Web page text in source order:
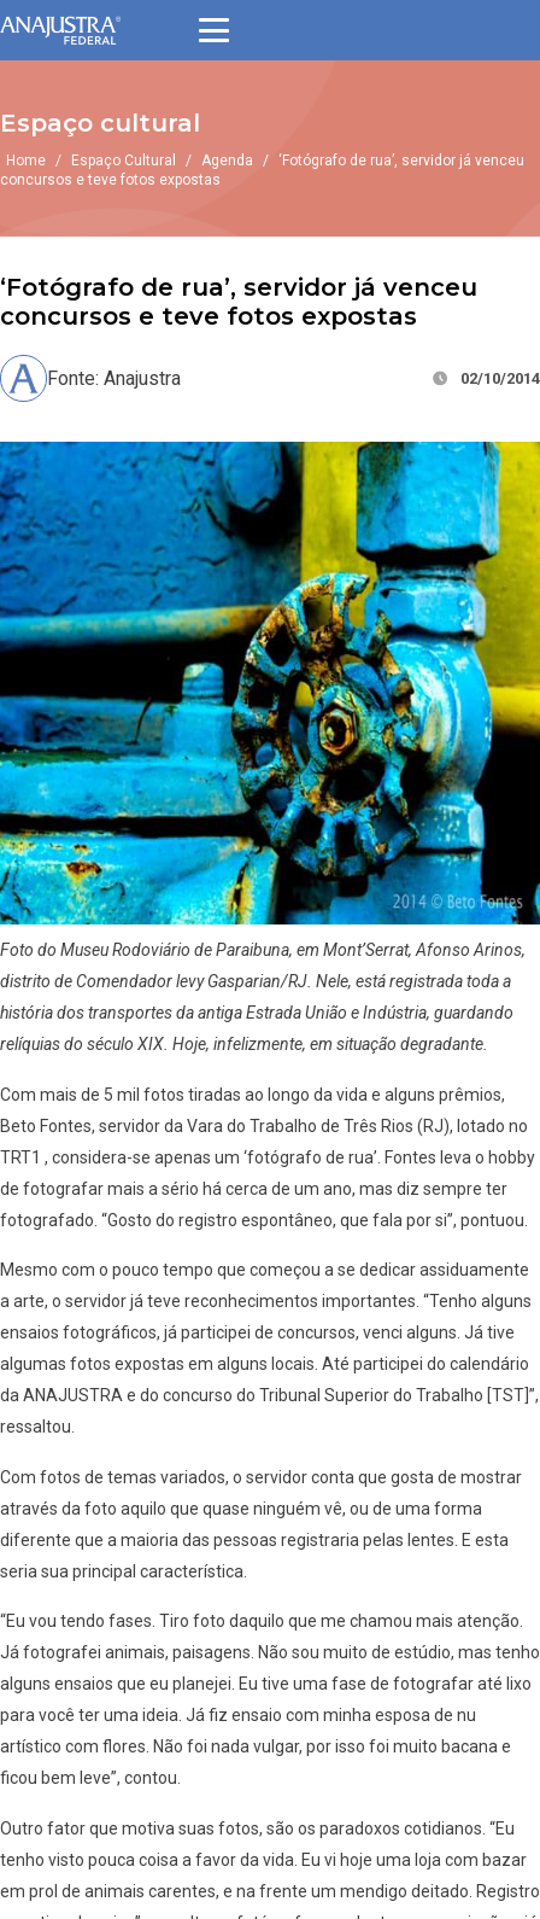
Espaço cultural
Home / Espaço Cultural / Agenda /
‘Fotógrafo de rua’, servidor já venceu
concursos e teve fotos expostas
‘Fotógrafo de rua’, servidor já venceu
concursos e teve fotos expostas
Fonte: Anajustra 02/10/2014
Foto do Museu Rodoviário de Paraibuna, em Mont’Serrat, Afonso Arinos,
distrito de Comendador levy Gasparian/RJ. Nele, está registrada toda a
história dos transportes da antiga Estrada União e Indústria, guardando
relíquias do século XIX. Hoje, infelizmente, em situação degradante.
Com mais de 5 mil fotos tiradas ao longo da vida e alguns prêmios,
Beto Fontes, servidor da Vara do Trabalho de Três Rios (RJ), lotado no
TRT1 , considera-se apenas um ‘fotógrafo de rua’. Fontes leva o hobby
de fotografar mais a sério há cerca de um ano, mas diz sempre ter
fotografado. “Gosto do registro espontâneo, que fala por si”, pontuou.
Mesmo com o pouco tempo que começou a se dedicar assiduamente
a arte, o servidor já teve reconhecimentos importantes. “Tenho alguns
ensaios fotográficos, já participei de concursos, venci alguns. Já tive
algumas fotos expostas em alguns locais. Até participei do calendário
da ANAJUSTRA e do concurso do Tribunal Superior do Trabalho [TST]”,
ressaltou.
Com fotos de temas variados, o servidor conta que gosta de mostrar
através da foto aquilo que quase ninguém vê, ou de uma forma
diferente que a maioria das pessoas registraria pelas lentes. E esta
seria sua principal característica.
“Eu vou tendo fases. Tiro foto daquilo que me chamou mais atenção.
Já fotografei animais, paisagens. Não sou muito de estúdio, mas tenho
alguns ensaios que eu planejei. Eu tive uma fase de fotografar até lixo
para você ter uma ideia. Já fiz ensaio com minha esposa de nu
artístico com flores. Não foi nada vulgar, por isso foi muito bacana e
ficou bem leve”, contou.
Outro fator que motiva suas fotos, são os paradoxos cotidianos. “Eu
tenho visto pouca coisa a favor da vida. Eu vi hoje uma loja com bazar
em prol de animais carentes, e na frente um mendigo deitado. Registro